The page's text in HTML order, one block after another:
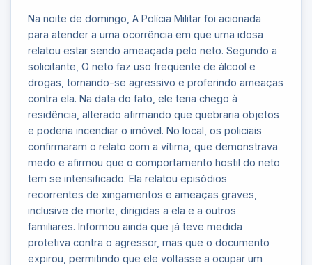
Na noite de domingo, A Polícia Militar foi acionada
para atender a uma ocorrência em que uma idosa
relatou estar sendo ameaçada pelo neto. Segundo a
solicitante, O neto faz uso freqüente de álcool e
drogas, tornando-se agressivo e proferindo ameaças
contra ela. Na data do fato, ele teria chego à
residência, alterado afirmando que quebraria objetos
e poderia incendiar o imóvel. No local, os policiais
confirmaram o relato com a vítima, que demonstrava
medo e afirmou que o comportamento hostil do neto
tem se intensificado. Ela relatou episódios
recorrentes de xingamentos e ameaças graves,
inclusive de morte, dirigidas a ela e a outros
familiares. Informou ainda que já teve medida
protetiva contra o agressor, mas que o documento
expirou, permitindo que ele voltasse a ocupar um